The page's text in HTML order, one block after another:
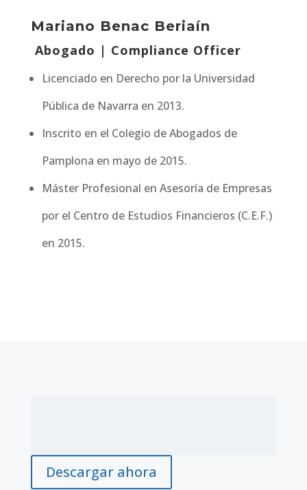
Mariano Benac Beriaín
Abogado | Compliance Officer
Licenciado en Derecho por la Universidad
Pública de Navarra en 2013.
Inscrito en el Colegio de Abogados de
Pamplona en mayo de 2015.
Máster Profesional en Asesoría de Empresas
por el Centro de Estudios Financieros (C.E.F.)
en 2015.
Descargar ahora